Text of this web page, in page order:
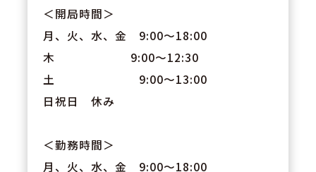
＜開局時間＞
月、火、水、金 9:00〜18:00
木 9:00～12:30
土 9:00〜13:00
日祝日 休み
＜勤務時間＞
月、火、水、金 9:00〜18:00